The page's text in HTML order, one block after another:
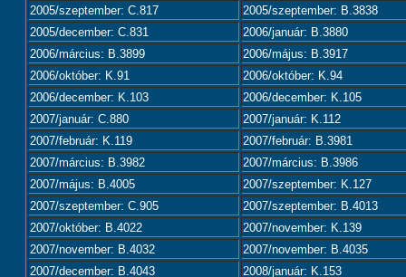
2005/szeptember: C.817
2005/szeptember: B.3838
2005/december: C.831
2006/január: B.3880
2006/március: B.3899
2006/május: B.3917
2006/október: K.91
2006/október: K.94
2006/december: K.103
2006/december: K.105
2007/január: C.880
2007/január: K.112
2007/február: K.119
2007/február: B.3981
2007/március: B.3982
2007/március: B.3986
2007/május: B.4005
2007/szeptember: K.127
2007/szeptember: C.905
2007/szeptember: B.4013
2007/október: B.4022
2007/november: K.139
2007/november: B.4032
2007/november: B.4035
2007/december: B.4043
2008/január: K.153